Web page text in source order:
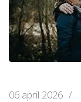
06 april 2026 /